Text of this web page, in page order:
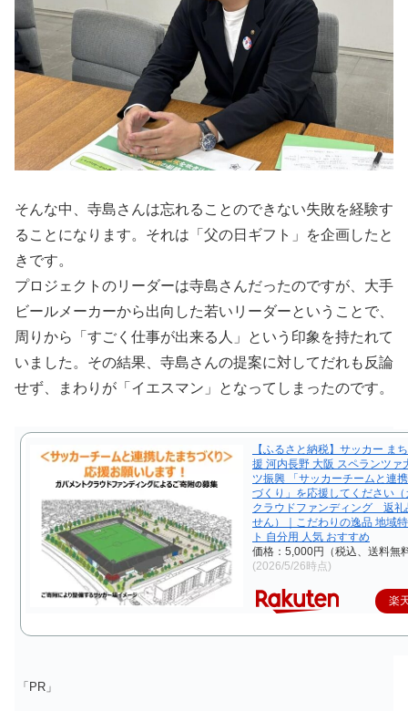
そんな中、寺島さんは忘れることのできない失敗を経験す
ることになります。それは「父の日ギフト」を企画したと
きです。
プロジェクトのリーダーは寺島さんだったのですが、大手
ビールメーカーから出向した若いリーダーということで、
周りから「すごく仕事が出来る人」という印象を持たれて
いました。その結果、寺島さんの提案に対してだれも反論
せず、まわりが「イエスマン」となってしまったのです。
【ふるさと納税】サッカー ま
援 河内長野 大阪 スペランツァ
ツ振興 「サッカーチームと連
づくり」を応援してください
クラウドファンディング 返礼
せん）｜こだわりの逸品 地域
ト 自分用 人気 おすすめ
価格：5,000円（税込、送料無
(2026/5/26時点)
楽
「PR」